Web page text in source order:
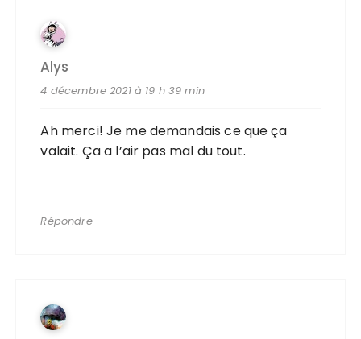
Alys
4 décembre 2021 à 19 h 39 min
Ah merci! Je me demandais ce que ça
valait. Ça a l’air pas mal du tout.
Répondre